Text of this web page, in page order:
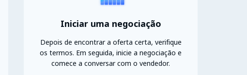
Iniciar uma negociação
Depois de encontrar a oferta certa, verifique
os termos. Em seguida, inicie a negociação e
comece a conversar com o vendedor.